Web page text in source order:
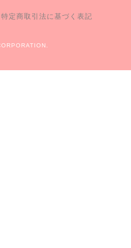
特定商取引法に基づく表記